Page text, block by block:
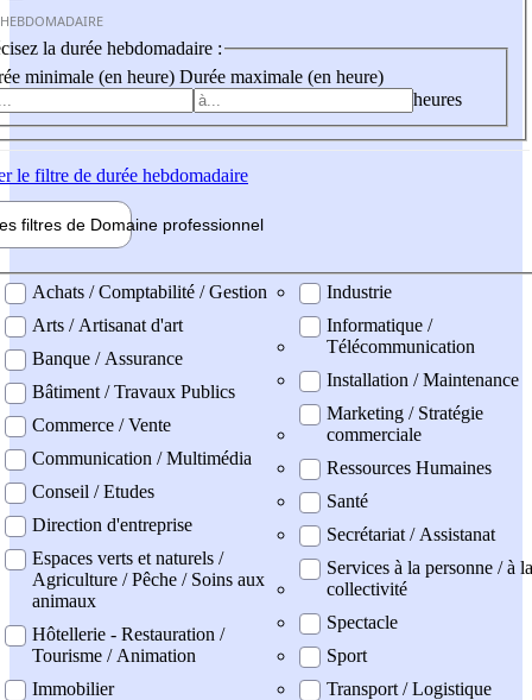
la durée hebdomadaire :
minimale (en heure) Durée maximale (en heure)
heures
le filtre de durée hebdomadaire
filtres de Domaine professionnel
professionel
Achats / Comptabilité / Gestion
Arts / Artisanat d'art
Banque / Assurance
Bâtiment / Travaux Publics
Commerce / Vente
Communication / Multimédia
Conseil / Etudes
Direction d'entreprise
Espaces verts et naturels /
Agriculture / Pêche / Soins aux
animaux
Hôtellerie - Restauration /
Tourisme / Animation
Immobilier
Industrie
Informatique /
Télécommunication
Installation / Maintenance
Marketing / Stratégie
commerciale
Ressources Humaines
Santé
Secrétariat / Assistanat
Services à la personne / à la
collectivité
Spectacle
Sport
Transport / Logistique